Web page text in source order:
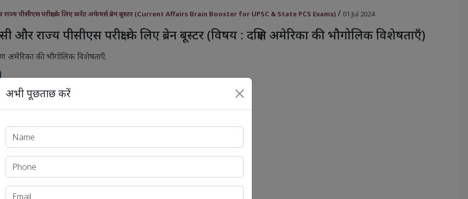
राज्य पीसीएस परीक्षा के लिए करेंट अफेयर्स ब्रेन बूस्टर (Current Affairs Brain Booster for UPSC & State PCS Exams) / 01 Jul 2024
और राज्य पीसीएस परीक्षा के लिए ब्रेन बूस्टर (विषय : दक्षिण अमेरिका की भौगोलिक विशेषताएँ)
अमेरिका की भौगोलिक विशेषताएँ.
अभी पूछताछ करें